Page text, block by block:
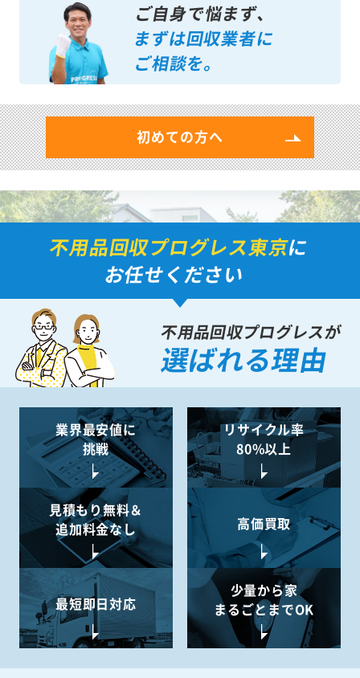
ご自身で悩まず、
まずは回収業者に
ご相談を。
初めての方へ
不用品回収プログレス東京に
お任せください
不用品回収プログレスが
選ばれる理由
業界最安値に
挑戦
リサイクル率
80%以上
見積もり無料＆
追加料金なし
高価買取
最短即日対応
少量から家
まるごとまでOK